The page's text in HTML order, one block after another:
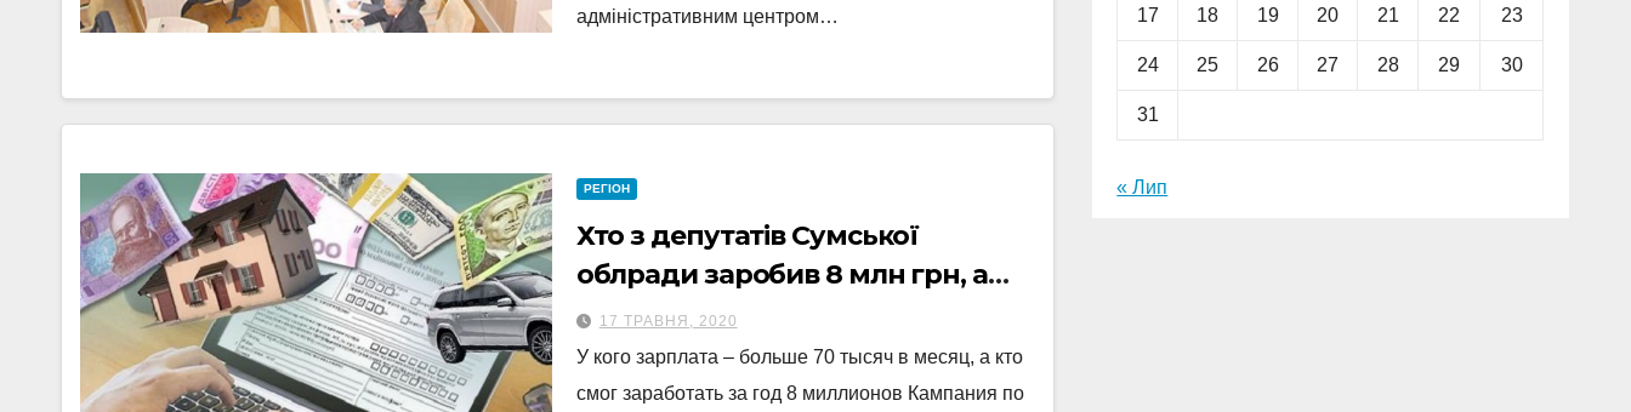
адміністративним центром…
РЕГІОН
Хто з депутатів Сумської
облради заробив 8 млн грн, а
хто ні копійки
17 ТРАВНЯ, 2020
У кого зарплата – больше 70 тысяч в месяц, а кто
смог заработать за год 8 миллионов Кампания по
17 18 19 20 21 22 23
24 25 26 27 28 29 30
31
« Лип